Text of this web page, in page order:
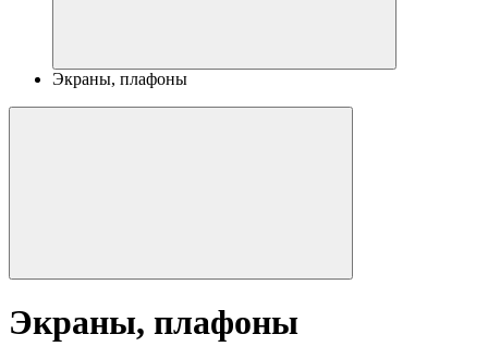
Экраны, плафоны
Экраны, плафоны